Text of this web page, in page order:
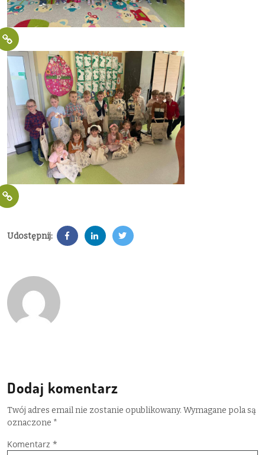
Udostępnij:
Dodaj komentarz
Twój adres email nie zostanie opublikowany. Wymagane pola są
oznaczone *
Komentarz *